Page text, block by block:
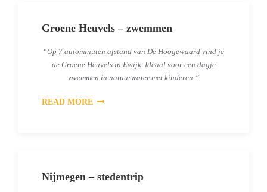
Groene Heuvels – zwemmen
“Op 7 autominuten afstand van De Hoogewaard vind je
de Groene Heuvels in Ewijk. Ideaal voor een dagje
zwemmen in natuurwater met kinderen.”
READ MORE
Nijmegen – stedentrip